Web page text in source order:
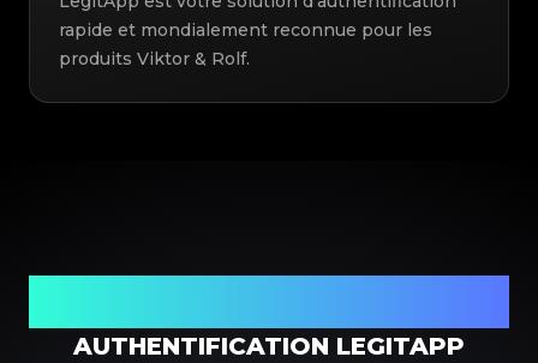
rapide et mondialement reconnue pour les
produits Viktor & Rolf.
AUTHENTIFICATION LEGITAPP